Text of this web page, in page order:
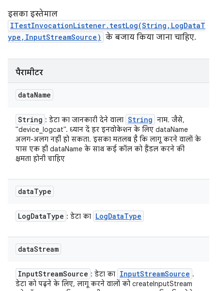
इसका इस्तेमाल
ITestInvocationListener.testLog(String,LogDataT
ype,InputStreamSource) के बजाय किया जाना चाहिए.
पैरामीटर
dataName
String : डेटा का जानकारी देने वाला String नाम. जैसे,
"device_logcat". ध्यान दें हर इनवोकेशन के लिए dataName
अलग-अलग नहीं हो सकता. इसका मतलब है कि लागू करने वालों के
पास एक ही dataName के साथ कई कॉल को हैंडल करने की
क्षमता होनी चाहिए
dataType
LogDataType : डेटा का LogDataType
dataStream
InputStreamSource : डेटा का InputStreamSource .
डेटा को पढ़ने के लिए, लागू करने वालों को createInputStream